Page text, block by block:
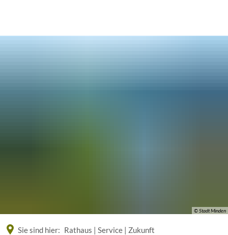
© Stadt Minden
Sie sind hier: Rathaus | Service | Zukunft